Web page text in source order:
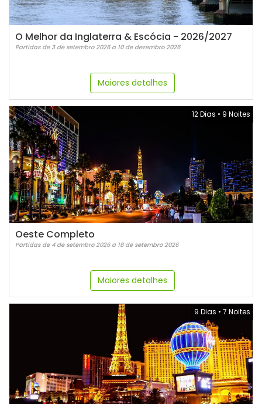
O Melhor da Inglaterra & Escócia - 2026/2027
Partidas de 3 de setembro 2026 a 10 de dezembro 2026
Maiores detalhes
12 Dias • 9 Noites
Oeste Completo
Partidas de 4 de setembro 2026 a 18 de setembro 2026
Maiores detalhes
9 Dias • 7 Noites